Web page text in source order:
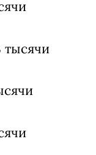
тысячи
тысячи